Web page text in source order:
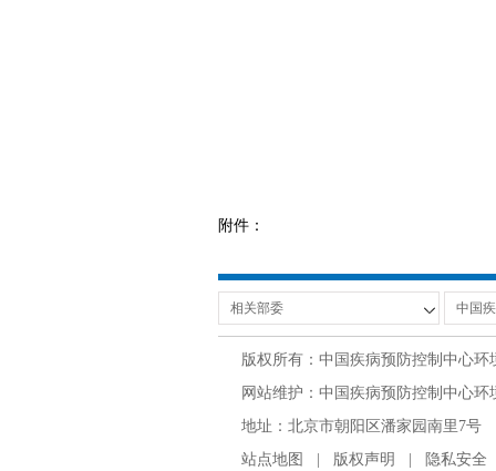
附件：
版权所有：中国疾病预防控制中心
网站维护：中国疾病预防控制中心
地址：北京市朝阳区潘家园南里7号
站点地图 | 版权声明 | 隐私安全